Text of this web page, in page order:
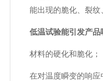
能出现的脆化、裂
低温试验能引发产品
材料的硬化和脆化；
在对温度瞬变的响